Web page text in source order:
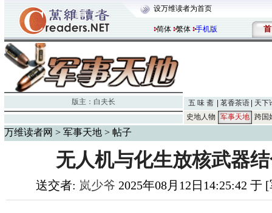
设万维读者为首页
简体 繁体 手机版 首
版主： 白夫长 五 味 斋 茗香茶语
天下
史地人物
军事天地 跨国
万维读者网 > 军事天地 > 帖子
无人机与化生放核武器
送交者: 岚少爷 2025年08月12日14:25:42 于